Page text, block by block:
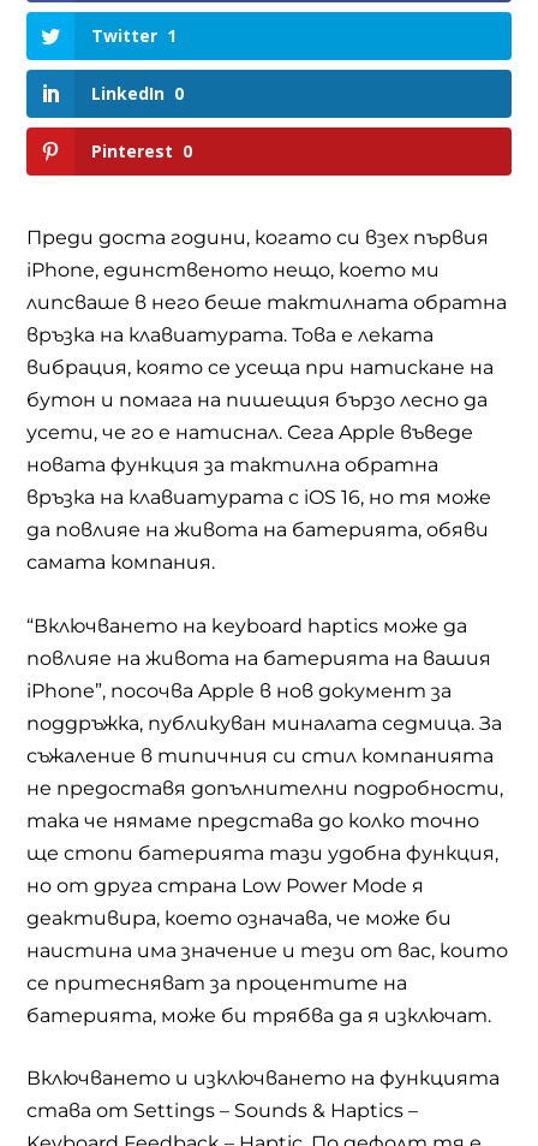
Twitter 1
LinkedIn 0
Pinterest 0
Преди доста години, когато си взех първия
iPhone, единственото нещо, което ми
липсваше в него беше тактилната обратна
връзка на клавиатурата. Това е леката
вибрация, която се усеща при натискане на
бутон и помага на пишещия бързо лесно да
усети, че го е натиснал. Сега Apple въведе
новата функция за тактилна обратна
връзка на клавиатурата с iOS 16, но тя може
да повлияе на живота на батерията, обяви
самата компания.
“Включването на keyboard haptics може да
повлияе на живота на батерията на вашия
iPhone”, посочва Apple в нов документ за
поддръжка, публикуван миналата седмица. За
съжаление в типичния си стил компанията
не предоставя допълнителни подробности,
така че нямаме представа до колко точно
ще стопи батерията тази удобна функция,
но от друга страна Low Power Mode я
деактивира, което означава, че може би
наистина има значение и тези от вас, които
се притесняват за процентите на
батерията, може би трябва да я изключат.
Включването и изключването на функцията
става от Settings – Sounds & Haptics –